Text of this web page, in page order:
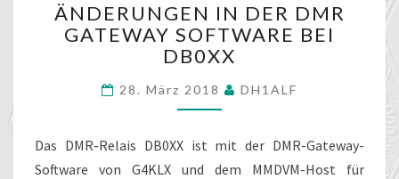
IN
DER
DMR
SOFTWARE
BEI
ÄNDERUNGEN IN DER DMR
GATEWAY SOFTWARE BEI
DB0XX
28. März 2018 DH1ALF
Das DMR-Relais DB0XX ist mit der DMR-Gateway-
Software von G4KLX und dem MMDVM-Host für